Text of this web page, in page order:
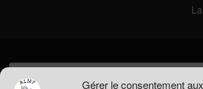
Gérer le consentement aux
Rechercher :